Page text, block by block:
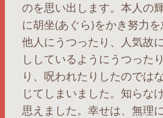
のを思い出します。本人の
に胡坐(あぐら)をかき努力
他人にうつったり、人気故
ししているようにうつった
り、呪われたりしたのでは
じてしまいました。知らな
思えました。幸せは、無理